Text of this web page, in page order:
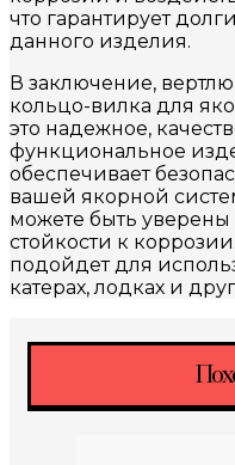
что гарантирует
данного изделия.
В заключение,
кольцо-вилка для
это надежное,
функциональное
обеспечивает
вашей якорной
можете быть уверены
стойкости к
подойдет для
катерах, лодках и